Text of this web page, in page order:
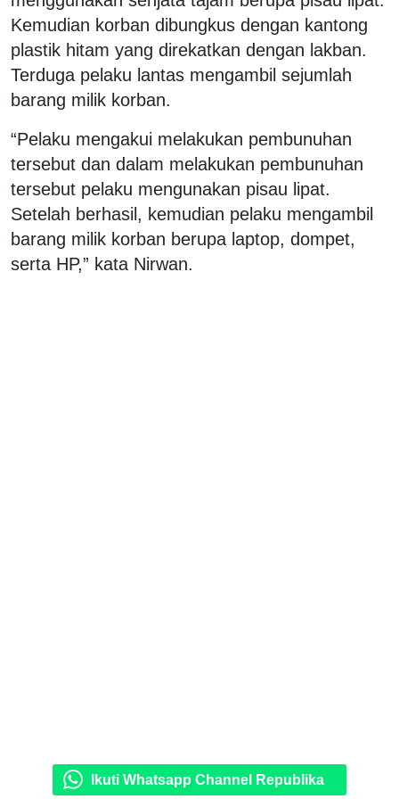
Kemudian korban dibungkus dengan kantong
plastik hitam yang direkatkan dengan lakban.
Terduga pelaku lantas mengambil sejumlah
barang milik korban.
“Pelaku mengakui melakukan pembunuhan
tersebut dan dalam melakukan pembunuhan
tersebut pelaku mengunakan pisau lipat.
Setelah berhasil, kemudian pelaku mengambil
barang milik korban berupa laptop, dompet,
serta HP,” kata Nirwan.
Ikuti Whatsapp Channel Republika